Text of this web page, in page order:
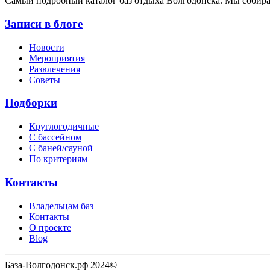
Записи в блоге
Новости
Мероприятия
Развлечения
Советы
Подборки
Круглогодичные
С бассейном
С баней/сауной
По критериям
Контакты
Владельцам баз
Контакты
О проекте
Blog
База-Волгодонск.рф 2024©